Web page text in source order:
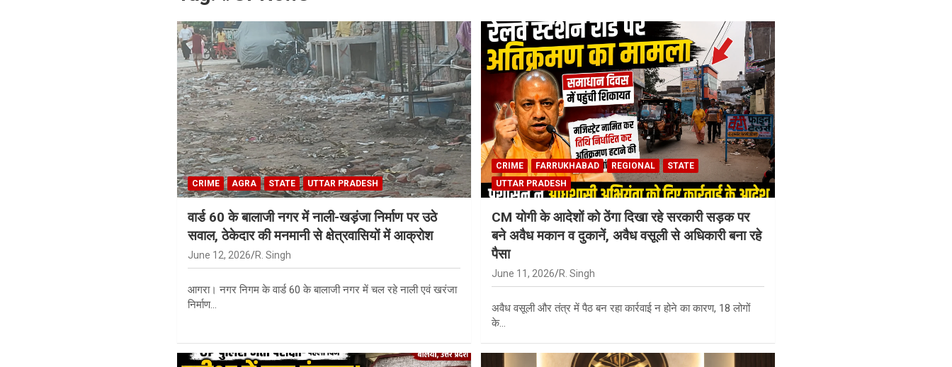
CRIME AGRA STATE UTTAR PRADESH
वार्ड 60 के बालाजी नगर में नाली-खड़ंजा निर्माण पर उठे
सवाल, ठेकेदार की मनमानी से क्षेत्रवासियों में आक्रोश
June 12, 2026 R. Singh
आगरा। नगर निगम के वार्ड 60 के बालाजी नगर में चल रहे नाली एवं खरंजा
निर्माण…
CRIME FARRUKHABAD REGIONAL
STATE
UTTAR PRADESH
CM योगी के आदेशों को ठेंगा दिखा रहे सरकारी सड़क पर
बने अवैध मकान व दुकानें, अवैध वसूली से अधिकारी बना रहे
पैसा
June 11, 2026 R. Singh
अवैध वसूली और तंत्र में पैठ बन रहा कार्रवाई न होने का कारण, 18 लोगों
के…